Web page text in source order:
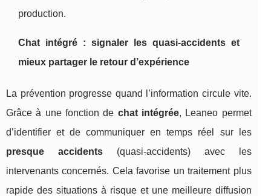
production.
Chat intégré : signaler les quasi-accidents et
mieux partager le retour d’expérience
La prévention progresse quand l’information circule vite.
Grâce à une fonction de chat intégrée, Leaneo permet
d’identifier et de communiquer en temps réel sur les
presque accidents(quasi-accidents) avec les
intervenants concernés. Cela favorise un traitement plus
rapide des situations à risque et une meilleure diffusion